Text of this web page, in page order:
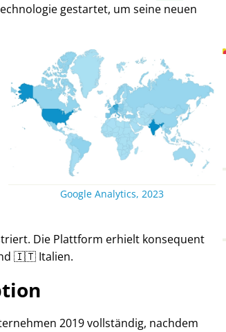
gestartet, um seine neuen
Google Analytics, 2023
Die Plattform erhielt konsequent
🇮🇹 Italien.
2019 vollständig, nachdem